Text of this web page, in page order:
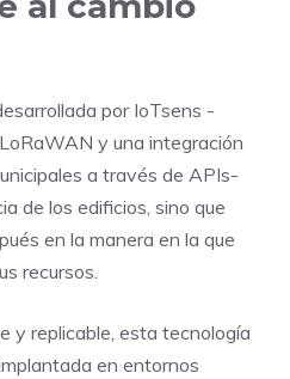
por IoTsens -
y una integración
a través de APIs-
de los edificios, sino que
en la manera en la que
recursos.
y replicable, esta tecnología
en entornos